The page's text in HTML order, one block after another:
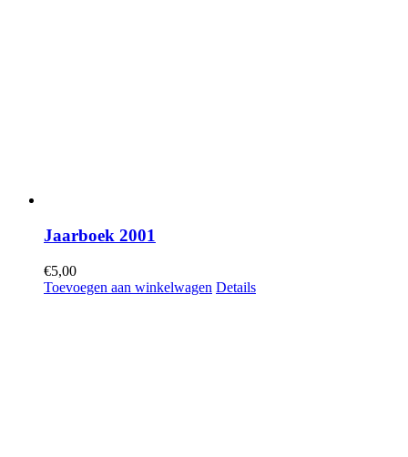
Jaarboek 2001
€5,00
Toevoegen aan winkelwagen Details